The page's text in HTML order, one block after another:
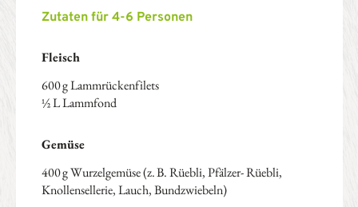
Zutaten für 4-6 Personen
Fleisch
600 g Lammrückenfilets
½ L Lammfond
Gemüse
400 g Wurzelgemüse (z. B. Rüebli, Pfälzer- Rüebli,
Knollensellerie, Lauch, Bundzwiebeln)
Arbeitsschritte